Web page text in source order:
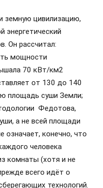
земную цивилизацию,
энергетический
Он рассчитал:
мощности
70 кВт/км2
от 130 до 140
площадь суши Земли;
Федотова,
а не всей площади
означает, конечно, что
человека
комнаты (хотя и не
всего идёт о
технологий.